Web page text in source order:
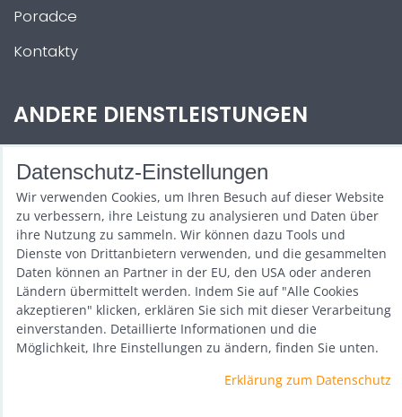
Poradce
Kontakty
ANDERE DIENSTLEISTUNGEN
Zábava na Vaši akci
Půjčovna
Promotéři
Kurzy a setkání
Velkoobchod
Nabídka práce
Datenschutz-Einstellungen
Wir verwenden Cookies, um Ihren Besuch auf dieser Website
zu verbessern, ihre Leistung zu analysieren und Daten über
ihre Nutzung zu sammeln. Wir können dazu Tools und
Dienste von Drittanbietern verwenden, und die gesammelten
Daten können an Partner in der EU, den USA oder anderen
Ländern übermittelt werden. Indem Sie auf "Alle Cookies
akzeptieren" klicken, erklären Sie sich mit dieser Verarbeitung
einverstanden. Detaillierte Informationen und die
Möglichkeit, Ihre Einstellungen zu ändern, finden Sie unten.
Erklärung zum Datenschutz